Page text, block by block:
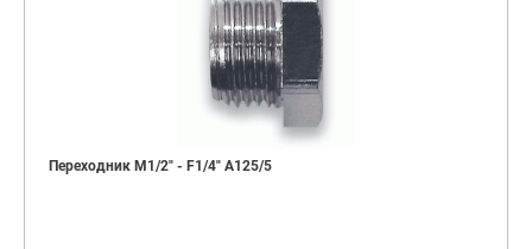
Переходник M1/2" - F1/4" A125/5